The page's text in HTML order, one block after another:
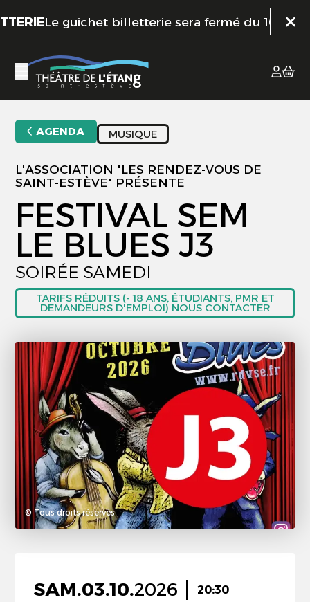
Le guichet billetterie sera fermé du 10 juillet
AGENDA MUSIQUE
L'ASSOCIATION "LES RENDEZ-VOUS DE
SAINT-ESTÈVE" PRÉSENTE
FESTIVAL SEM
LE BLUES J3
SOIRÉE SAMEDI
TARIFS RÉDUITS (- 18 ANS, ÉTUDIANTS, PMR ET
DEMANDEURS D'EMPLOI) NOUS CONTACTER
© Tous droits réservés
SAM.03.10.2026 20:30